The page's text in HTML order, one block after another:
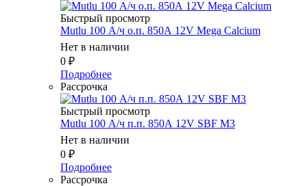
Быстрый просмотр
Mutlu 100 А/ч о.п. 850А 12V Mega Calcium
Нет в наличии
0 ₽
Подробнее
Рассрочка
Быстрый просмотр
Mutlu 100 А/ч п.п. 850А 12V SBF M3
Нет в наличии
0 ₽
Подробнее
Рассрочка